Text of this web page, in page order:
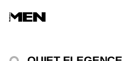
검색결과